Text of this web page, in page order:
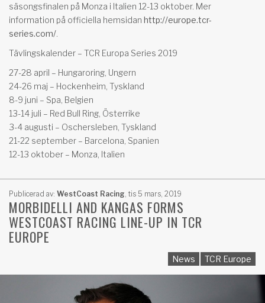
säsongsfinalen på Monza i Italien 12-13 oktober. Mer
information på officiella hemsidan http://europe.tcr-
series.com/
Tävlingskalender – TCR Europa Series 2019
27-28 april – Hungaroring, Ungern
24-26 maj – Hockenheim, Tyskland
8-9 juni – Spa, Belgien
13-14 juli – Red Bull Ring, Österrike
3-4 augusti – Oschersleben, Tyskland
21-22 september – Barcelona, Spanien
12-13 oktober – Monza, Italien
Publicerad av: WestCoast Racing tis 5 mars, 2019
MORBIDELLI AND KANGAS FORMS
WESTCOAST RACING LINE-UP IN TCR
EUROPE
News TCR Europe